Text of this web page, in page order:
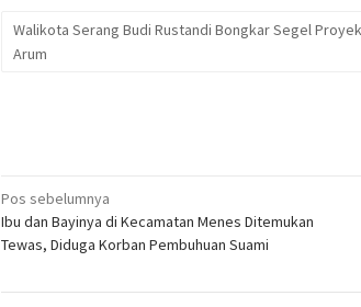
Walikota Serang Budi Rustandi Bongkar Segel
Arum
Navigasi
pos
Pos sebelumnya
Ibu dan Bayinya di Kecamatan Menes Ditemukan
Tewas, Diduga Korban Pembuhuan Suami